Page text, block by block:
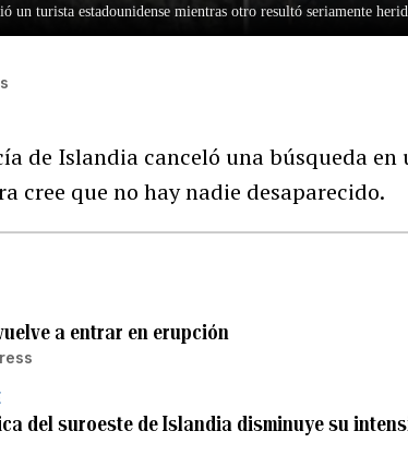
un turista estadounidense mientras otro resultó seriamente
de Islandia canceló una búsqueda en
cree que no hay nadie desaparecido.
a entrar en erupción
del suroeste de Islandia disminuye su